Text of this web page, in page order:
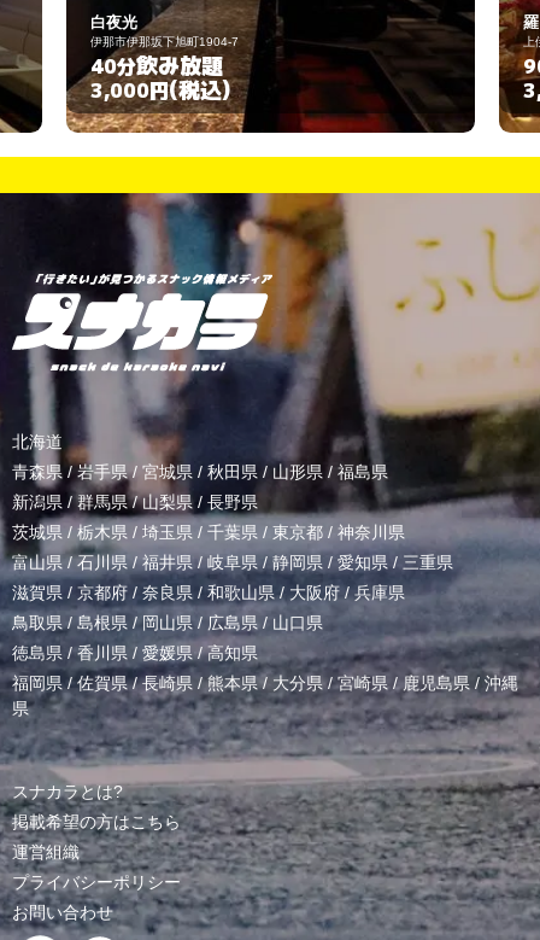
羅・舜
上伊那郡辰野町樋口1040-6
90分飲み放題
3,000円(税込)
北海道
青森県 / 岩手県/ 宮城県 / 秋田県 / 山形県/ 福島県
新潟県 /群馬県/山梨県 / 長野県
茨城県 / 栃木県 / 埼玉県 / 千葉県 / 東京都 / 神奈川県
富山県 /石川県/福井県/岐阜県 / 静岡県 / 愛知県 / 三重県
滋賀県 / 京都府 / 奈良県 / 和歌山県/ 大阪府 /兵庫県
鳥取県/ 島根県 /岡山県/ 広島県 / 山口県
徳島県 /香川県 / 愛媛県/高知県
福岡県/佐賀県/長崎県 /熊本県/ 大分県/宮崎県 /鹿児島県 / 沖縄
県
スナカラとは?
掲載希望の方はこちら
運営組織
プライバシーポリシー
お問い合わせ